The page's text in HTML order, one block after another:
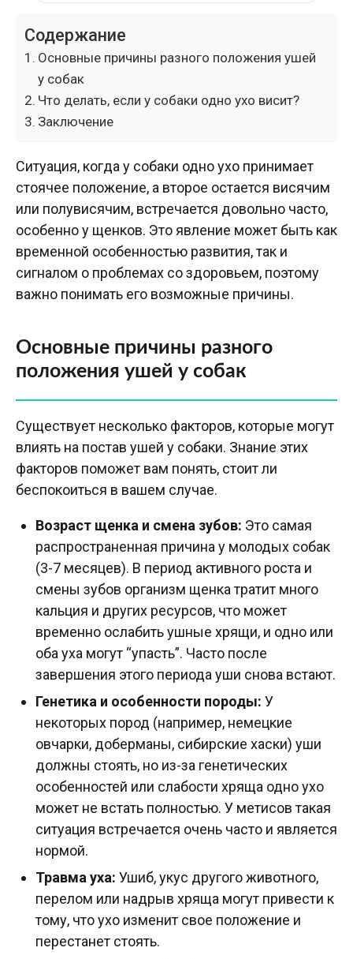
Содержание
Основные причины разного положения ушей
у собак
Что делать, если у собаки одно ухо висит?
Заключение
Ситуация, когда у собаки одно ухо принимает
стоячее положение, а второе остается висячим
или полувисячим, встречается довольно часто,
особенно у щенков. Это явление может быть как
временной особенностью развития, так и
сигналом о проблемах со здоровьем, поэтому
важно понимать его возможные причины.
Основные причины разного
положения ушей у собак
Существует несколько факторов, которые могут
влиять на постав ушей у собаки. Знание этих
факторов поможет вам понять, стоит ли
беспокоиться в вашем случае.
Возраст щенка и смена зубов: Это самая
распространенная причина у молодых собак
(3-7 месяцев). В период активного роста и
смены зубов организм щенка тратит много
кальция и других ресурсов, что может
временно ослабить ушные хрящи, и одно или
оба уха могут “упасть”. Часто после
завершения этого периода уши снова встают.
Генетика и особенности породы: У
некоторых пород (например, немецкие
овчарки, доберманы, сибирские хаски) уши
должны стоять, но из-за генетических
особенностей или слабости хряща одно ухо
может не встать полностью. У метисов такая
ситуация встречается очень часто и является
нормой.
Травма уха: Ушиб, укус другого животного,
перелом или надрыв хряща могут привести к
тому, что ухо изменит свое положение и
перестанет стоять.